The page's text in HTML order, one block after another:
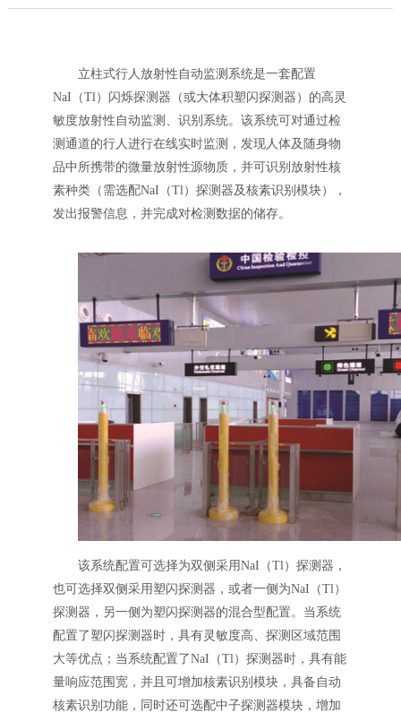
立柱式行人放射性自动监测系统是一套配置
NaI（Tl）闪烁探测器（或大体积塑闪探测器）的高灵
敏度放射性自动监测、识别系统。该系统可对通过检
测通道的行人进行在线实时监测，发现人体及随身物
品中所携带的微量放射性源物质，并可识别放射性核
素种类（需选配NaI（Tl）探测器及核素识别模块），
发出报警信息，并完成对检测数据的储存。
该系统配置可选择为双侧采用NaI（Tl）探测器，
也可选择双侧采用塑闪探测器，或者一侧为NaI（Tl）
探测器，另一侧为塑闪探测器的混合型配置。当系统
配置了塑闪探测器时，具有灵敏度高、探测区域范围
大等优点；当系统配置了NaI（Tl）探测器时，具有能
量响应范围宽，并且可增加核素识别模块，具备自动
核素识别功能，同时还可选配中子探测器模块，增加